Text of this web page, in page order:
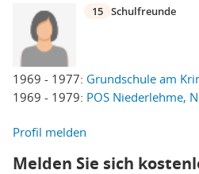
1969 - 1977: Grundschule am
1969 - 1979: POS Niederlehme,
15 Schulfreunde
Profil melden
Melden Sie sich